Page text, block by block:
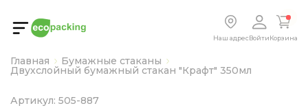
Наш адресВойтиКорзина
Главная Бумажные стаканы
Двухслойный бумажный стакан "Крафт" 350мл
Артикул: 505-887